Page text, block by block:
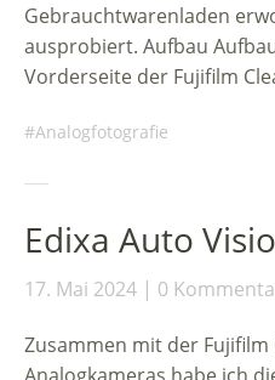
Gebrauchtwarenladen
ausprobiert. Aufbau
Vorderseite der Fujifilm
Analogfotografie
Edixa Auto
17. Mai 2024 0
Zusammen mit der